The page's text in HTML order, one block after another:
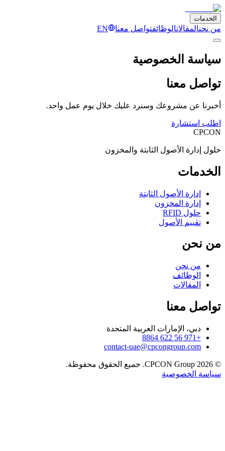
الخدمات
من نحنالمقالاتالوظائفتواصل معنا EN
سياسة الخصوصية
تواصل معنا
أخبرنا عن مشروعك وسنرد عليك خلال يوم عمل واحد.
اطلب استشارة
CPCON
حلول إدارة الأصول الثابتة والمخزون
الخدمات
إدارة الأصول الثابتة
إدارة المخزون
حلول RFID
تقييم الأصول
من نحن
من نحن
الوظائف
المقالات
تواصل معنا
دبي، الإمارات العربية المتحدة
+971 56 622 8864
contact-uae@cpcongroup.com
©
2026
جميع الحقوق محفوظة.
سياسة الخصوصية